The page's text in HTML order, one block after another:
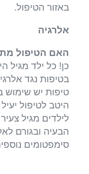
באזור הטיפול.
אלרגיה
האם הטיפול
כן! כל ילד מגיל
בטיפות נגד
טיפות יש שימוש
היטב לטיפול
לילדים מגיל
הבעיה ובגורם
סימפטומים